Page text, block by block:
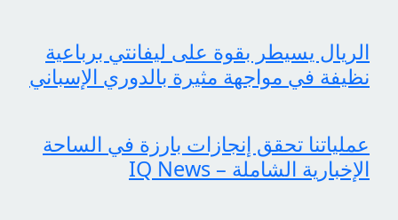
الريال يسيطر بقوة على ليفانتي برباعية
نظيفة في مواجهة مثيرة بالدوري الإسباني
عملياتنا تحقق إنجازات بارزة في الساحة
الإخبارية الشاملة – IQ News